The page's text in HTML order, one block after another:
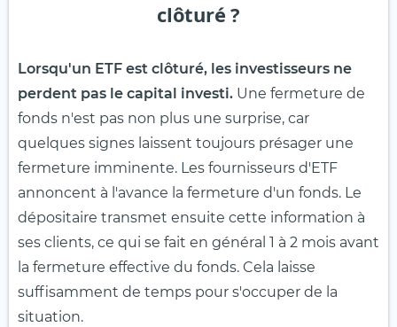
clôturé ?
Lorsqu'un ETF est clôturé, les investisseurs ne
perdent pas le capital investi. Une fermeture de
fonds n'est pas non plus une surprise, car
quelques signes laissent toujours présager une
fermeture imminente. Les fournisseurs d'ETF
annoncent à l'avance la fermeture d'un fonds. Le
dépositaire transmet ensuite cette information à
ses clients, ce qui se fait en général 1 à 2 mois avant
la fermeture effective du fonds. Cela laisse
suffisamment de temps pour s'occuper de la
situation.